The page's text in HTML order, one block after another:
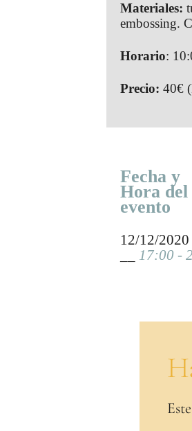
Materiales:
embossing.
Horario:
Precio: 40€
Fecha y
Hora del
evento
12/12/2020
17:00 -